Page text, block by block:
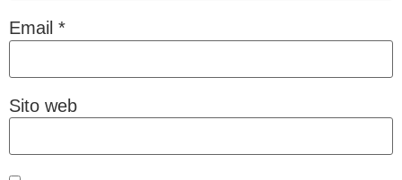
Email *
Sito web